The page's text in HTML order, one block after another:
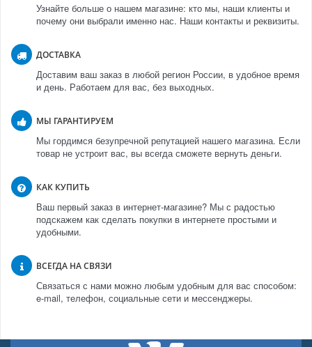
Узнайте больше о нашем магазине: кто мы, наши клиенты и
почему они выбрали именно нас. Наши контакты и реквизиты.
ДОСТАВКА
Доставим ваш заказ в любой регион России, в удобное время
и день. Работаем для вас, без выходных.
МЫ ГАРАНТИРУЕМ
Мы гордимся безупречной репутацией нашего магазина. Если
товар не устроит вас, вы всегда сможете вернуть деньги.
КАК КУПИТЬ
Ваш первый заказ в интернет-магазине? Мы с радостью
подскажем как сделать покупки в интернете простыми и
удобными.
ВСЕГДА НА СВЯЗИ
Связаться с нами можно любым удобным для вас способом:
e-mail, телефон, социальные сети и мессенджеры.